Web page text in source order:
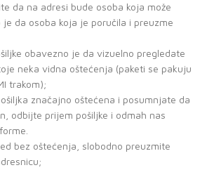
da na adresi bude osoba koja može
da osoba koja je poručila i preuzme
obavezno je da vizuelno pregledate
neka vidna oštećenja (paketi se pakuju
trakom);
značajno oštećena i posumnjate da
odbijte prijem pošiljke i odmah nas
bez oštećenja, slobodno preuzmite